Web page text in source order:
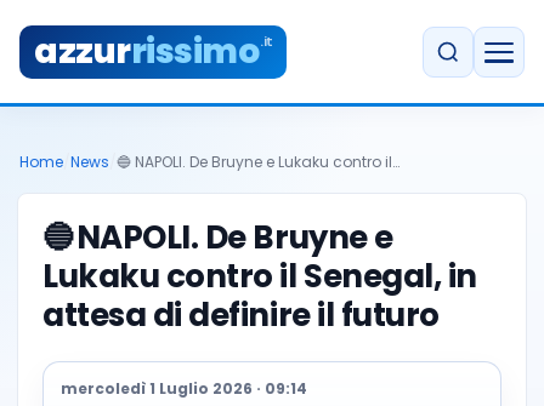
azzurrissimo.it
Home News 🔵 NAPOLI. De Bruyne e Lukaku contro il…
🔵NAPOLI. De Bruyne e
Lukaku contro il Senegal, in
attesa di definire il futuro
mercoledì 1 Luglio 2026 · 09:14